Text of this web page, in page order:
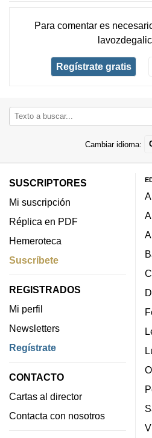
Para comentar es
Regístrate gratis
Cambiar idioma:
SUSCRIPTORES
Mi suscripción
Réplica en PDF
Hemeroteca
Suscríbete
REGISTRADOS
Mi perfil
Newsletters
Regístrate
CONTACTO
Cartas al director
Contacta con nosotros